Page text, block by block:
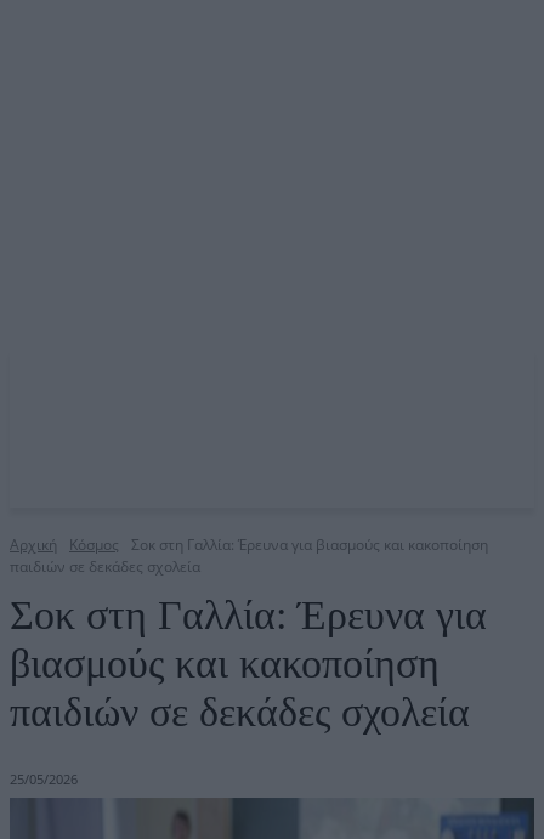
Αρχική Κόσμος
Σοκ στη Γαλλία: Έρευνα για βιασμούς και κακοποίηση
παιδιών σε δεκάδες σχολεία
Σοκ στη Γαλλία: Έρευνα για
βιασμούς και κακοποίηση
παιδιών σε δεκάδες σχολεία
25/05/2026